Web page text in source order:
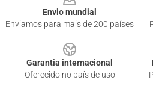
Envio mundial
Enviamos para mais de 200 países
Garantia internacional
Oferecido no país de uso